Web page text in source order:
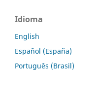
Idioma
English
Español (España)
Português (Brasil)